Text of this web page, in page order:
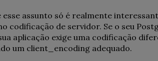
esse assunto só é realmente
codificação de servidor. Se o seu
aplicação exige uma codificação
um client_encoding adequado.